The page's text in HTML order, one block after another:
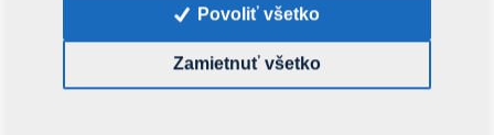
Tento diel je použiteľný aj pre nasledovné stroje:
Povoliť všetko
Zamietnuť všetko